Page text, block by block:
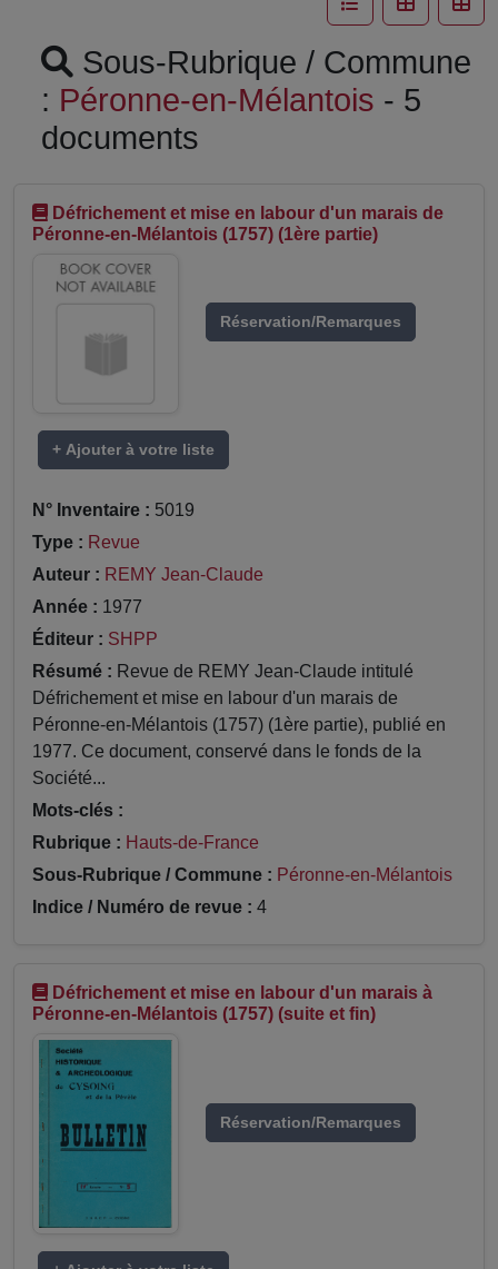
Sous-Rubrique / Commune
: Péronne-en-Mélantois - 5
documents
Défrichement et mise en labour d'un marais de
Péronne-en-Mélantois (1757) (1ère partie)
Réservation/Remarques
+ Ajouter à votre liste
N° Inventaire : 5019
Type : Revue
Auteur : REMY Jean-Claude
Année : 1977
Éditeur : SHPP
Résumé : Revue de REMY Jean-Claude intitulé
Défrichement et mise en labour d'un marais de
Péronne-en-Mélantois (1757) (1ère partie), publié en
1977. Ce document, conservé dans le fonds de la
Société...
Mots-clés :
Rubrique : Hauts-de-France
Sous-Rubrique / Commune : Péronne-en-Mélantois
Indice / Numéro de revue : 4
Défrichement et mise en labour d'un marais à
Péronne-en-Mélantois (1757) (suite et fin)
Réservation/Remarques